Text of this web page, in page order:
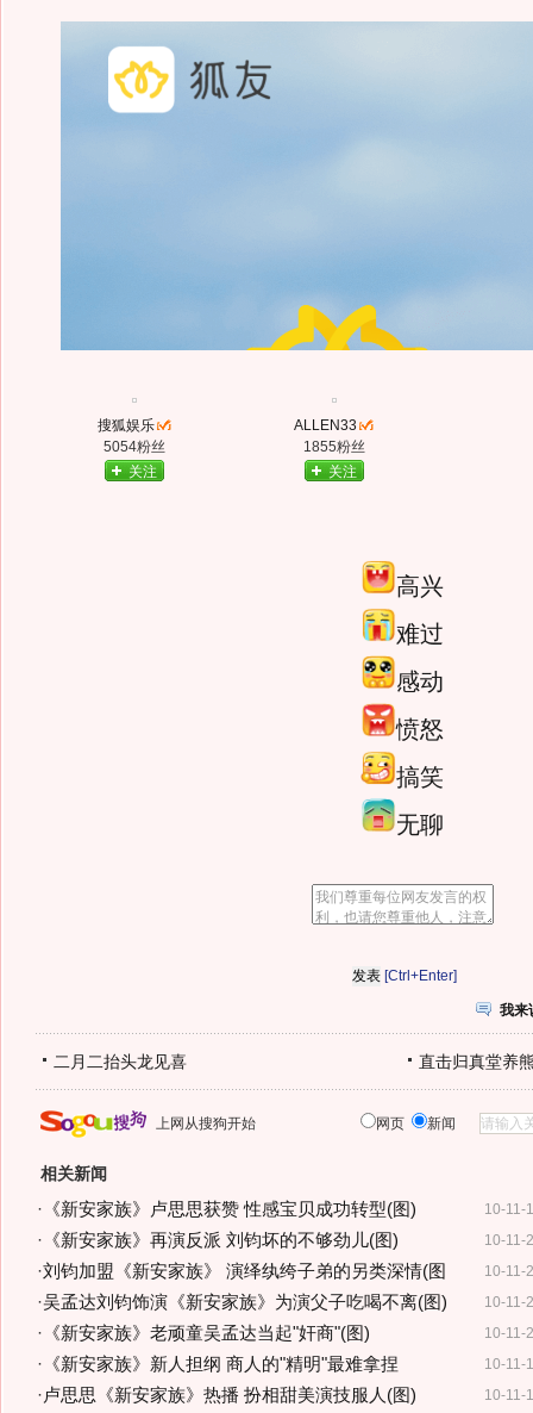
搜狐娱乐
5054粉丝
关注
ALLEN33
1855粉丝
关注
高兴
难过
感动
愤怒
搞笑
无聊
[Ctrl+Enter]
我来
二月二抬头龙见喜 直击归真堂养
上网从搜狗开始 网页 新闻
相关新闻
10-11-
· 《新安家族》卢思思获赞 性感宝贝成功转型(图)
10-11-
· 《新安家族》再演反派 刘钧坏的不够劲儿(图)
10-11-
·刘钧加盟《新安家族》 演绎纨绔子弟的另类深情(图
10-11-
·吴孟达刘钧饰演《新安家族》为演父子吃喝不离(图)
10-11-
· 《新安家族》老顽童吴孟达当起"奸商"(图)
10-11-
· 《新安家族》新人担纲 商人的"精明"最难拿捏
10-11-
·卢思思《新安家族》热播 扮相甜美演技服人(图)